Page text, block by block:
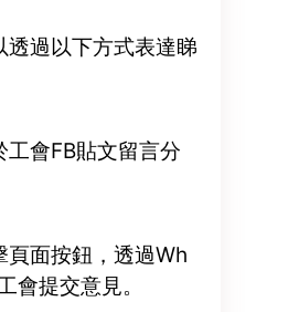
透過以下方式表達睇
工會FB貼文留言分
頁面按鈕，透過Wh
會提交意見。